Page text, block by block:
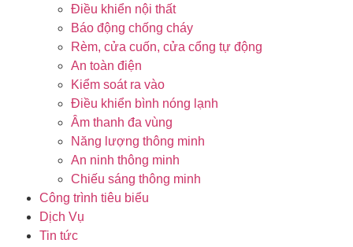
Điều khiển nội thất
Báo động chống cháy
Rèm, cửa cuốn, cửa cổng tự động
An toàn điện
Kiểm soát ra vào
Điều khiển bình nóng lạnh
Âm thanh đa vùng
Năng lượng thông minh
An ninh thông minh
Chiếu sáng thông minh
Công trình tiêu biểu
Dịch Vụ
Tin tức